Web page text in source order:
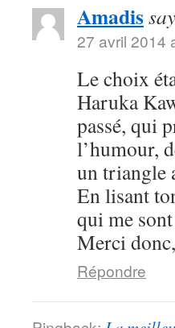
Amadis
27 avril 2014
Le choix
Haruka
passé, qui
l’humour,
un triangle
En lisant
qui me
Merci
Répondre